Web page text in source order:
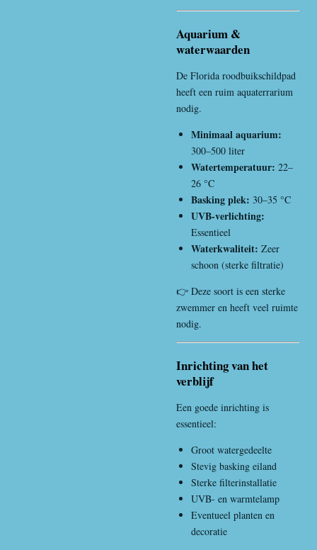
Aquarium &
waterwaarden
De Florida roodbuikschildpad
heeft een ruim aquaterrarium
nodig.
Minimaal aquarium:
300–500 liter
Watertemperatuur: 22–
26 °C
Basking plek: 30–35 °C
UVB-verlichting:
Essentieel
Waterkwaliteit: Zeer
schoon (sterke filtratie)
👉 Deze soort is een sterke
zwemmer en heeft veel ruimte
nodig.
Inrichting van het
verblijf
Een goede inrichting is
essentieel:
Groot watergedeelte
Stevig basking eiland
Sterke filterinstallatie
UVB- en warmtelamp
Eventueel planten en
decoratie